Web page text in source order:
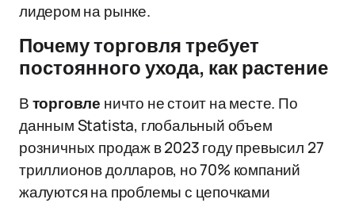
лидером на рынке.
Почему торговля требует
постоянного ухода, как растение
Вторговле ничто не стоит на месте. По
данным Statista, глобальный объем
розничных продаж в 2023 году превысил 27
триллионов долларов, но 70% компаний
жалуются на проблемы с цепочками